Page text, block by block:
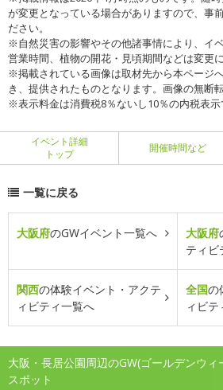
が変更となっている場合がありますので、事
ださい。
※自然災害の影響やその他諸事情により、イ
営業時間、植物の開花・見頃期間などは変更
※掲載されている画像は取材先から本ページ
き、提供されたものとなります。画像の無断
※表示料金は消費税8％ないし10％の内税表示
イベント詳細
トップ
開催時間など
一覧に戻る
大阪府のGWイベント一覧へ 大阪府
ティビ
関西の体験イベント・アクテ
ィビティ一覧へ
全国の
ィビ
大阪・長居公園周辺のGW(ゴールデンウ
スポット